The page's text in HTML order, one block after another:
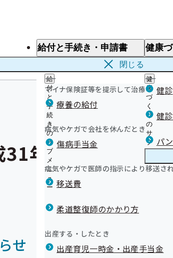
給付と手続き・申請書
給付と手続き
給
付
と
手
続
き
の
サ
ブ
メ
ニ
ュ
ー
マイナ保険証等を提示して治療を受ける
療養の給付
病気やケガで会社を休んだとき
傷病手当金
病気やケガで医師の指示により移送さ
移送費
柔道整復師のかかり方
出産する・したとき
出産育児一時金・出産手当金
健康
健
康
づ
く
り
の
サ
ブ
メ
ュ
健診
健
パ
閉じる
31年03月
せ